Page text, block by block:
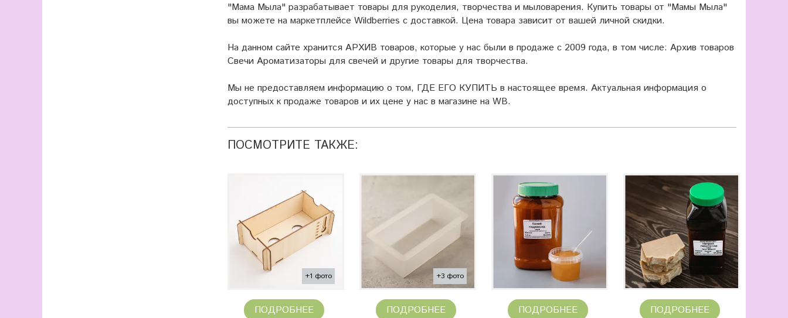
"Мама Мыла" разрабатывает товары для рукоделия, творчества и мыловарения. Купить товары от "Мамы Мыла"
вы можете на маркетплейсе Wildberries с доставкой. Цена товара зависит от вашей личной скидки.
На данном сайте хранится АРХИВ товаров, которые у нас были в продаже с 2009 года, в том числе: Архив товаров
Свечи Ароматизаторы для свечей и другие товары для творчества.
Мы не предоставляем информацию о том, ГДЕ ЕГО КУПИТЬ в настоящее время. Актуальная информация о
доступных к продаже товаров и их цене у нас в магазине на WB.
ПОСМОТРИТЕ ТАКЖЕ:
+1 фото
ПОДРОБНЕЕ
+3 фото
ПОДРОБНЕЕ ПОДРОБНЕЕ ПОДРОБНЕЕ